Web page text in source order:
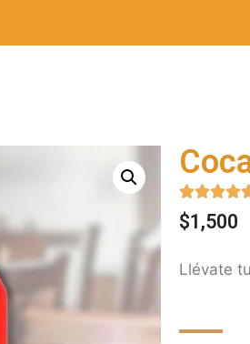

$1,500
Llévate tu